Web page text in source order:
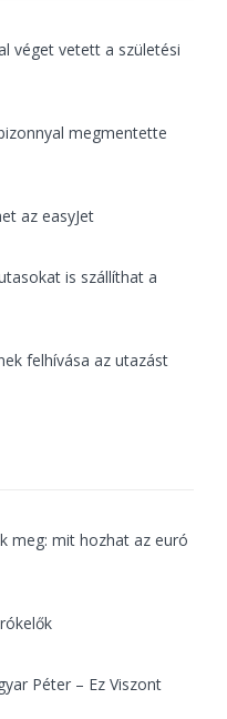
véget vetett a születési
megmentette
az easyJet
is szállíthat a
felhívása az utazást
meg: mit hozhat az euró
Péter – Ez Viszont